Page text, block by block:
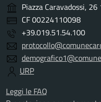
Piazza Caravadossi,
CF 00224110098
+39.019.51.54.100
URP
Leggi le FAQ